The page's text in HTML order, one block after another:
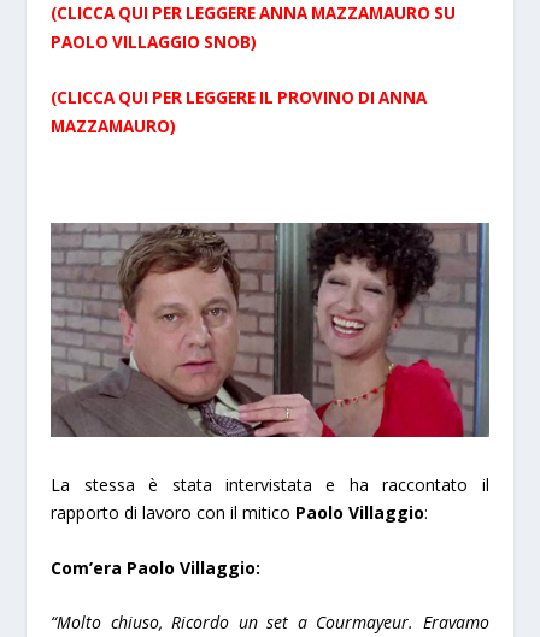
(CLICCA QUI PER LEGGERE ANNA MAZZAMAURO SU
PAOLO VILLAGGIO SNOB)
(CLICCA QUI PER LEGGERE IL PROVINO DI ANNA
MAZZAMAURO)
La stessa è stata intervistata e ha raccontato il
rapporto di lavoro con il mitico Paolo Villaggio:
Com’era Paolo Villaggio:
“Molto chiuso, Ricordo un set a Courmayeur. Eravamo